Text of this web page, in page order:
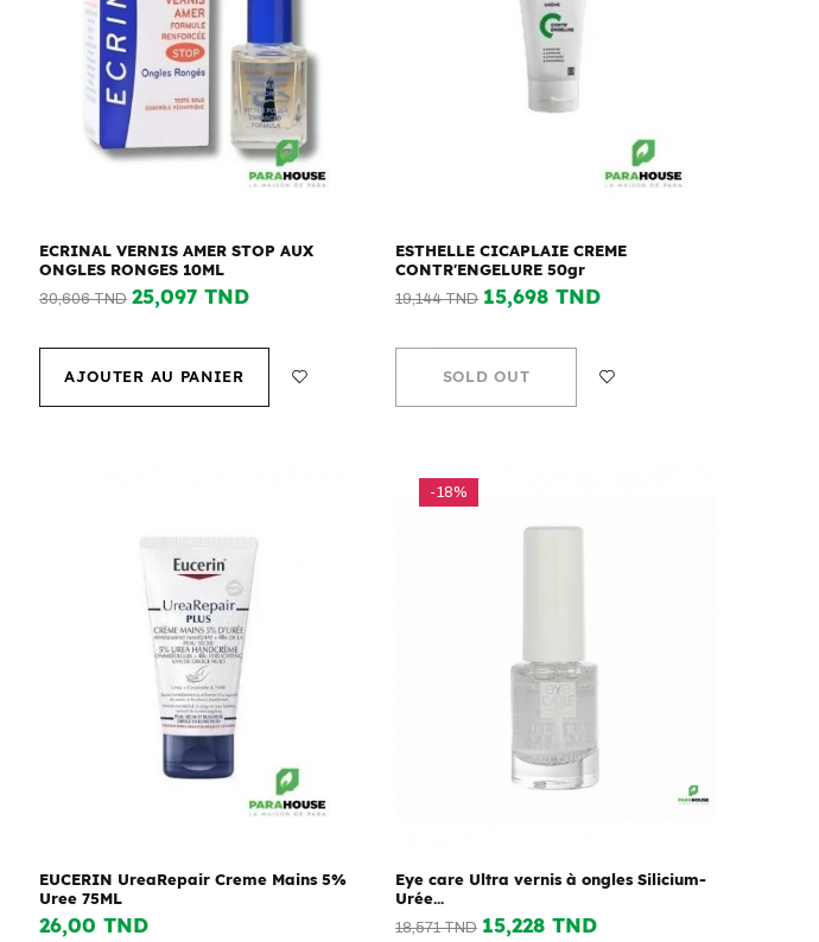
ECRINAL VERNIS AMER STOP AUX
ONGLES RONGES 10ML
30,606 TND 25,097 TND
AJOUTER AU PANIER
ESTHELLE CICAPLAIE CREME
CONTR'ENGELURE 50gr
19,144 TND 15,698 TND
SOLD OUT
EUCERIN UreaRepair Creme Mains 5%
Uree 75ML
26,00 TND
-18%
Eye care Ultra vernis à ongles Silicium-
Urée...
18,571 TND 15,228 TND